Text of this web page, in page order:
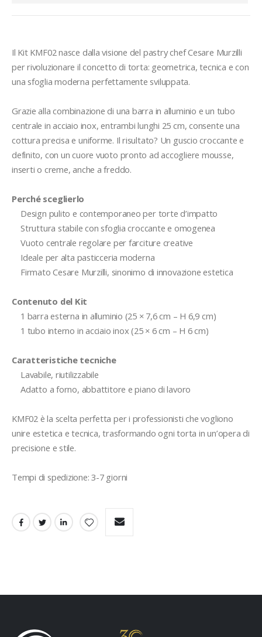
Il Kit KMF02 nasce dalla visione del pastry chef Cesare Murzilli
per rivoluzionare il concetto di torta: geometrica, tecnica e con
una sfoglia moderna perfettamente sviluppata.
Grazie alla combinazione di una barra in alluminio e un tubo
centrale in acciaio inox, entrambi lunghi 25 cm, consente una
cottura precisa e uniforme. Il risultato? Un guscio croccante e
definito, con un cuore vuoto pronto ad accogliere mousse,
inserti o creme, anche a freddo.
Perché sceglierlo
    Struttura stabile con sfoglia croccante e omogenea
    Vuoto centrale regolare per farciture creative
Contenuto del Kit
Caratteristiche tecniche
    Adatto a forno, abbattitore e piano di lavoro
KMF02 è la scelta perfetta per i professionisti che vogliono
unire estetica e tecnica, trasformando ogni torta in un’opera di
precisione e stile.
Tempi di spedizione: 3-7 giorni